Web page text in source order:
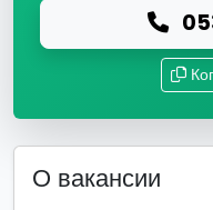
О вакансии